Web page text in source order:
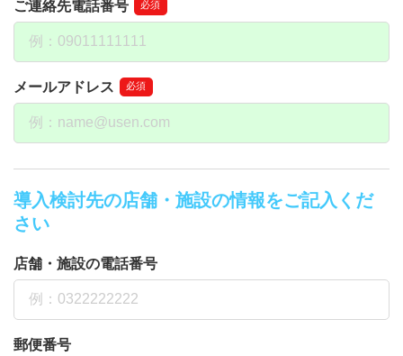
ご連絡先電話番号 必須
メールアドレス 必須
導入検討先の店舗・施設の情報をご記入くだ
さい
店舗・施設の電話番号
郵便番号